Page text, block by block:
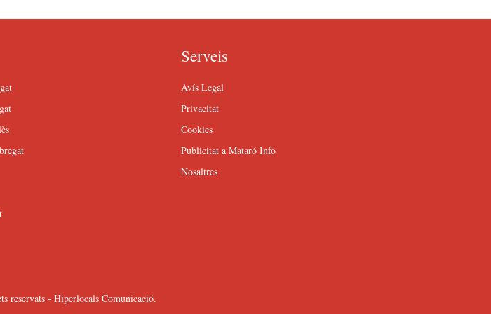
Serveis
Avís Legal
Privacitat
Cookies
Publicitat a Mataró Info
Nosaltres
reservats - Hiperlocals Comunicació.